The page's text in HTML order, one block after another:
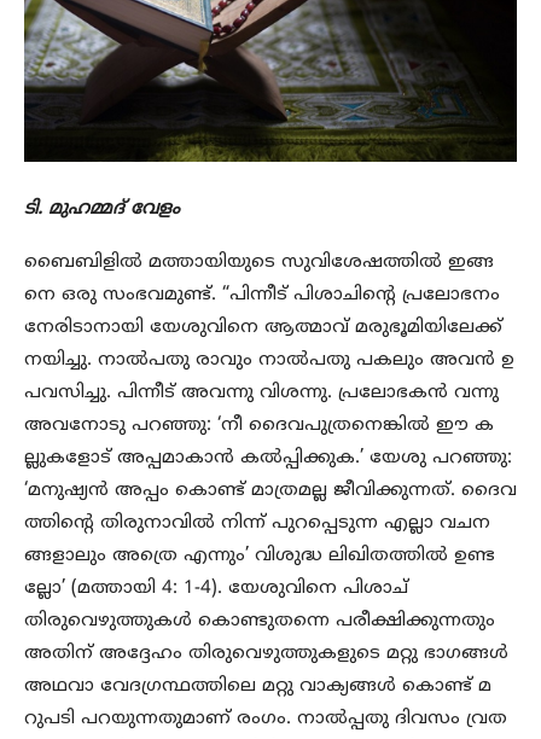
ടി. മുഹമ്മദ് വേളം
ബൈബിളിൽ മത്തായിയുടെ സുവിശേഷത്തിൽ ഇങ്ങ
നെ ഒരു സംഭവമുണ്ട്. “പിന്നീട് പിശാചിന്റെ പ്രലോഭനം
നേരിടാനായി യേശുവിനെ ആത്മാവ് മരുഭൂമിയിലേക്ക്
നയിച്ചു. നാൽപതു രാവും നാൽപതു പകലും അവൻ ഉ
പവസിച്ചു. പിന്നീട് അവന്നു വിശന്നു. പ്രലോഭകൻ വന്നു
അവനോടു പറഞ്ഞു: ‘നീ ദൈവപുത്രനെങ്കിൽ ഈ ക
ല്ലുകളോട് അപ്പമാകാൻ കൽപ്പിക്കുക.’ യേശു പറഞ്ഞു:
‘മനുഷ്യൻ അപ്പം കൊണ്ട് മാത്രമല്ല ജീവിക്കുന്നത്. ദൈവ
ത്തിന്റെ തിരുനാവിൽ നിന്ന് പുറപ്പെടുന്ന എല്ലാ വചന
ങ്ങളാലും അത്രെ എന്നും’ വിശുദ്ധ ലിഖിതത്തിൽ ഉണ്ട
ല്ലോ’ (മത്തായി 4: 1-4). യേശുവിനെ പിശാച്
തിരുവെഴുത്തുകൾ കൊണ്ടുതന്നെ പരീക്ഷിക്കുന്നതും
അതിന് അദ്ദേഹം തിരുവെഴുത്തുകളുടെ മറ്റു ഭാഗങ്ങൾ
അഥവാ വേദഗ്രന്ഥത്തിലെ മറ്റു വാക്യങ്ങൾ കൊണ്ട് മ
റുപടി പറയുന്നതുമാണ് രംഗം. നാൽപ്പതു ദിവസം വ്രത